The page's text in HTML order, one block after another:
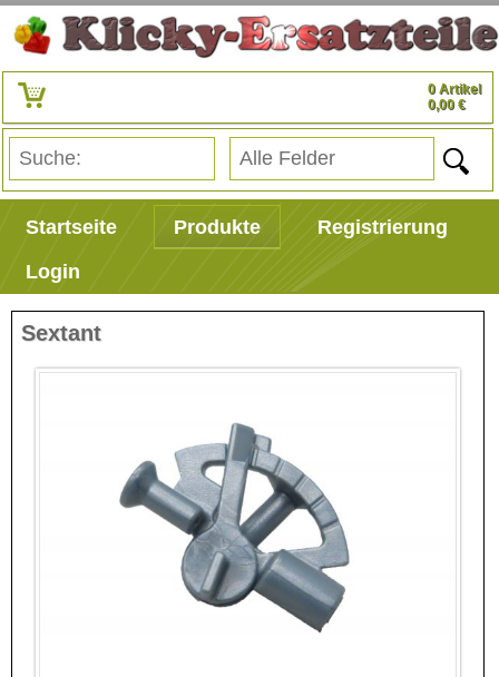
0 Artikel
0,00 €
Startseite Produkte
Registrierung
Login
Sextant